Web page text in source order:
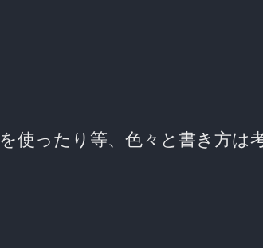
を使ったり等、色々と書き方は